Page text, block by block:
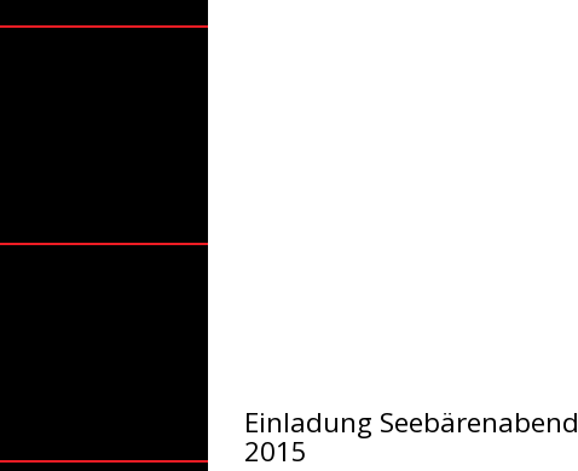
Einladung Seebärenabend
2015